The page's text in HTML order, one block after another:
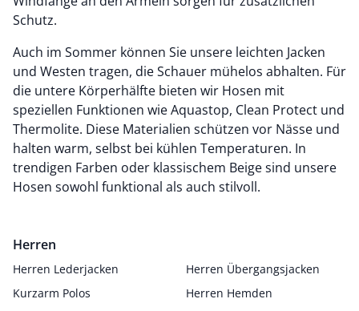
Schutz.
Auch im Sommer können Sie unsere leichten Jacken
und Westen tragen, die Schauer mühelos abhalten. Für
die untere Körperhälfte bieten wir Hosen mit
speziellen Funktionen wie Aquastop, Clean Protect und
Thermolite. Diese Materialien schützen vor Nässe und
halten warm, selbst bei kühlen Temperaturen. In
trendigen Farben oder klassischem Beige sind unsere
Hosen sowohl funktional als auch stilvoll.
Herren
Herren Lederjacken
Herren Übergangsjacken
Kurzarm Polos
Herren Hemden